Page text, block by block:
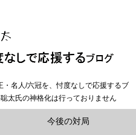
名人/六冠を、忖度なしで応援するブ
太氏の神格化は行っておりません
今後の対局